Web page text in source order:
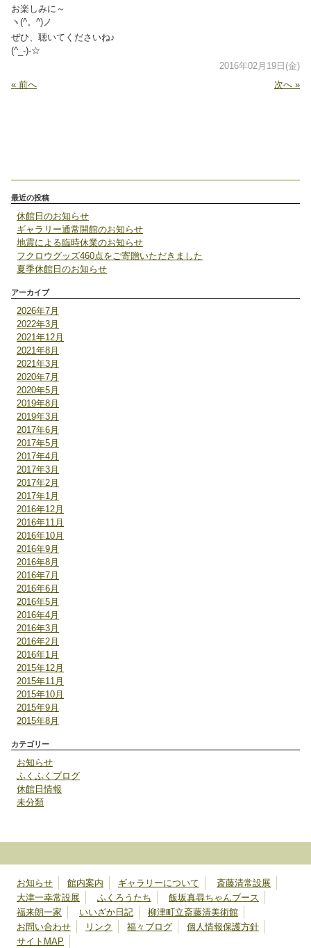
お楽しみに～
ヽ(^。^)ノ
ぜひ、聴いてくださいね♪
(^_-)-☆
2016年02月19日(金)
« 前へ
次へ »
最近の投稿
休館日のお知らせ
ギャラリー通常開館のお知らせ
地震による臨時休業のお知らせ
フクロウグッズ460点をご寄贈いただきました
夏季休館日のお知らせ
アーカイブ
2026年7月
2022年3月
2021年12月
2021年8月
2021年3月
2020年7月
2020年5月
2019年8月
2019年3月
2017年6月
2017年5月
2017年4月
2017年3月
2017年2月
2017年1月
2016年12月
2016年11月
2016年10月
2016年9月
2016年8月
2016年7月
2016年6月
2016年5月
2016年4月
2016年3月
2016年2月
2016年1月
2015年12月
2015年11月
2015年10月
2015年9月
2015年8月
カテゴリー
お知らせ
ふくふくブログ
休館日情報
未分類
お知らせ 館内案内 ギャラリーについて
斎藤清常設展
大津一幸常設展
ふくろうたち
飯坂真尋ちゃんブース
福来朗一家
いいざか日記
柳津町立斎藤清美術館
お問い合わせ
リンク 福々ブログ
個人情報保護方針
サイトMAP